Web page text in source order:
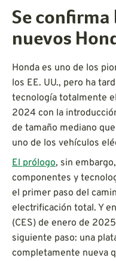
Se confirma
nuevos
Honda es uno de los
los EE. UU., pero ha
tecnología totalmente
2024 con la
de tamaño mediano
uno de los vehículos
El prólogo, sin
componentes y
el primer paso del
electrificación total. Y
(CES) de enero de
siguiente paso: una
completamente nueva